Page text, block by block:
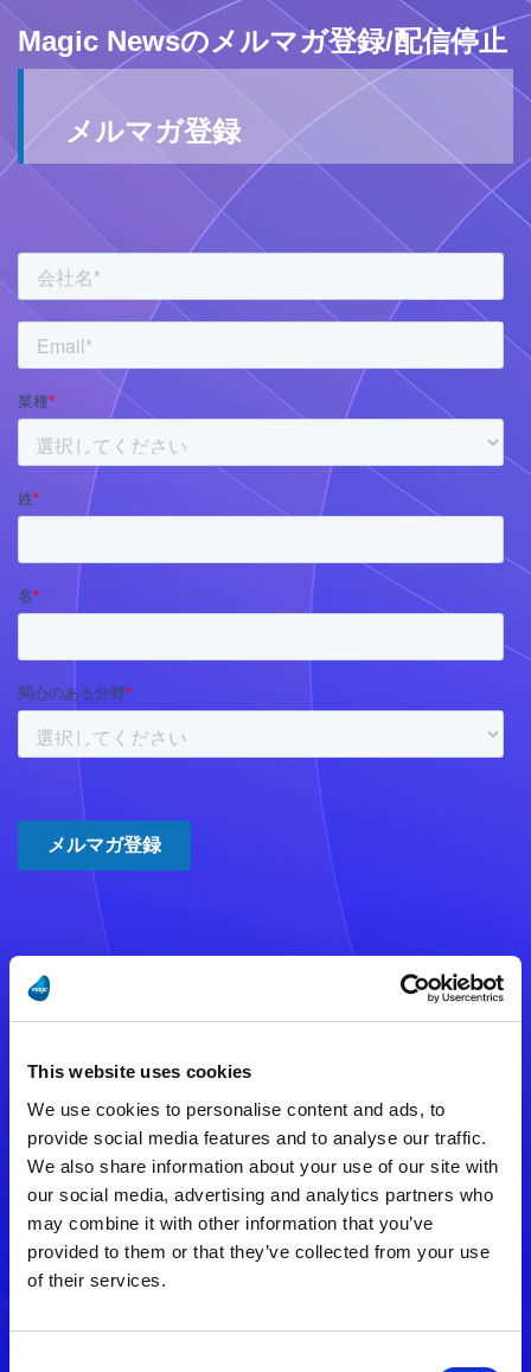
This website uses cookies
We use cookies to personalise content and ads, to
provide social media features and to analyse our traffic.
We also share information about your use of our site with
our social media, advertising and analytics partners who
may combine it with other information that you’ve
provided to them or that they’ve collected from your use
of their services.
Magic Newsのメルマガ登録/配信停止
メルマガ登録
注意事項
ある可能性があります。
メールアドレスをご確認のうえ、
再度手続きを行ってください。